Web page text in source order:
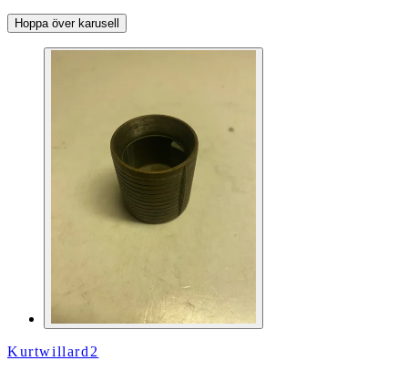
Hoppa över karusell
Kurtwillard2